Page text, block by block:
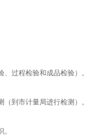
过程检验和成品检验）。
到市计量局进行检测）。